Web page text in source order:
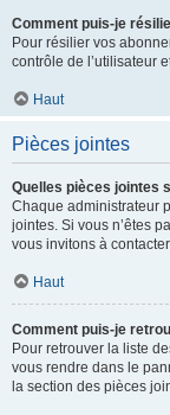
Comment puis-je
Pour résilier vos
contrôle de l’utilisateur
Haut
Pièces jointes
Quelles pièces jointes
Chaque administrateur
jointes. Si vous n’êtes
vous invitons à
Haut
Comment puis-je
Pour retrouver la liste
vous rendre dans le
la section des pièces